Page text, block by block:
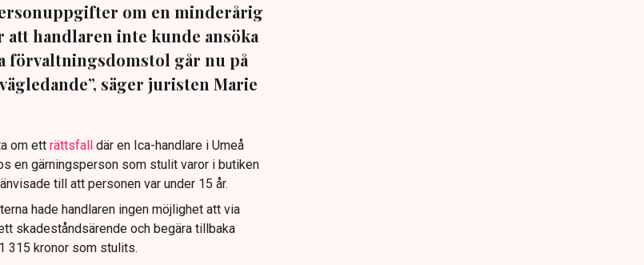
om en minderårig
handlaren inte kunde ansöka
förvaltningsdomstol går nu på
säger juristen Marie
om ett rättsfalldär en Ica-handlare i Umeå
en gärningsperson som stulit varor i butiken
till att personen var under 15 år.
hade handlaren ingen möjlighet att via
skadeståndsärende och begära tillbaka
315 kronor som stulits.